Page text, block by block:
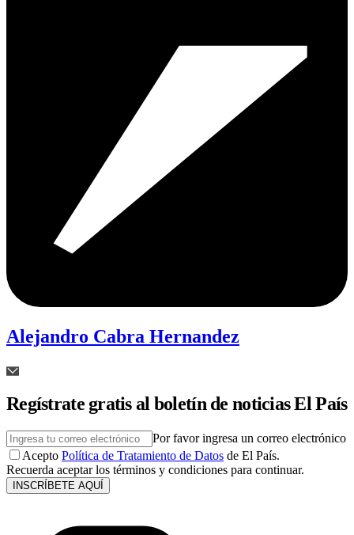
Alejandro Cabra Hernandez
Regístrate gratis al boletín de noticias El País
Por favor ingresa un correo electrónico
Acepto Política de Tratamiento de Datos de El País.
Recuerda aceptar los términos y condiciones para continuar.
INSCRÍBETE AQUÍ